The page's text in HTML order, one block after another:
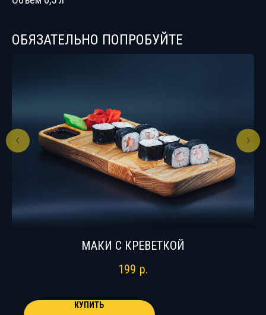
ОБЯЗАТЕЛЬНО ПОПРОБУЙТЕ
МАКИ С КРЕВЕТКОЙ
199 р.
КУПИТЬ